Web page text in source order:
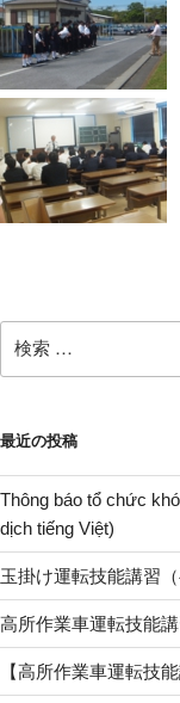
索:
最近の投稿
Thông báo tổ chức
dịch tiếng Việt)
玉掛け運転技能講習
高所作業車運転技能
【高所作業車運転技